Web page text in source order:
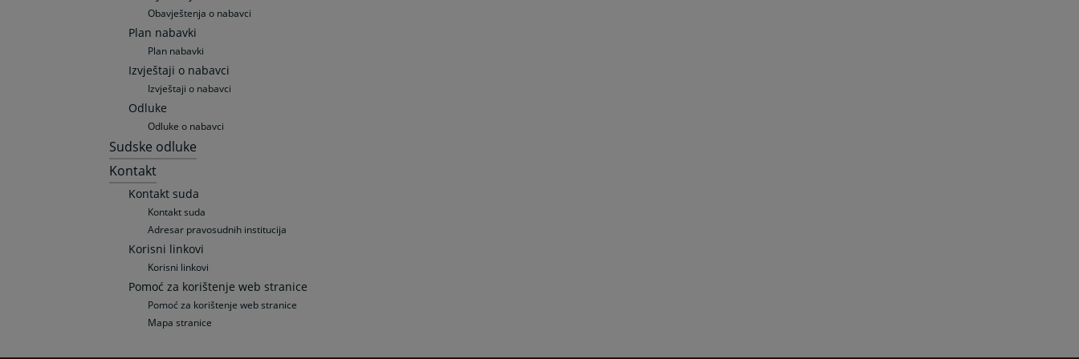
Obavještenja o nabavci
Plan nabavki
Plan nabavki
Izvještaji o nabavci
Izvještaji o nabavci
Odluke
Odluke o nabavci
Sudske odluke
Kontakt
Kontakt suda
Kontakt suda
Adresar pravosudnih institucija
Korisni linkovi
Korisni linkovi
Pomoć za korištenje web stranice
Pomoć za korištenje web stranice
Mapa stranice